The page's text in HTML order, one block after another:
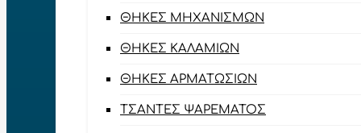
ΘΉΚΕΣ ΜΗΧΑΝΙΣΜΏΝ
ΘΉΚΕΣ ΚΑΛΑΜΙΏΝ
ΘΉΚΕΣ ΑΡΜΑΤΩΣΙΏΝ
ΤΣΆΝΤΕΣ ΨΑΡΈΜΑΤΟΣ